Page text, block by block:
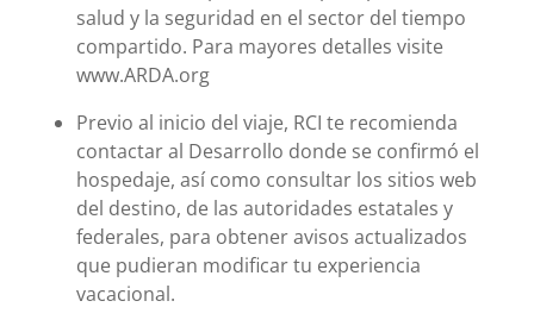
salud y la seguridad en el sector del tiempo
compartido. Para mayores detalles visite
www.ARDA.org
Previo al inicio del viaje, RCI te recomienda
contactar al Desarrollo donde se confirmó el
hospedaje, así como consultar los sitios web
del destino, de las autoridades estatales y
federales, para obtener avisos actualizados
que pudieran modificar tu experiencia
vacacional.